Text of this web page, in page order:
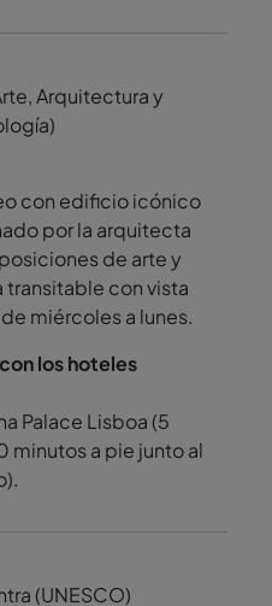
Arquitectura y
con edificio icónico
por la arquitecta
de arte y
con vista
miércoles a lunes.
Palace Lisboa (5
minutos a pie junto al
(UNESCO)